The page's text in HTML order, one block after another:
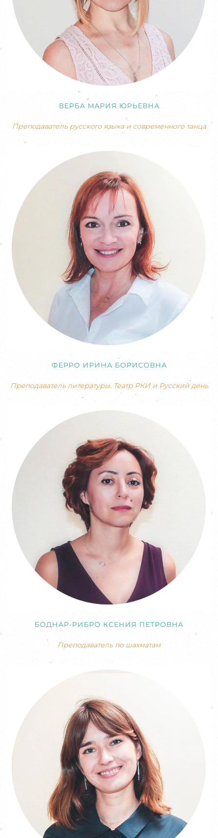
ВЕРБА МАРИЯ ЮРЬЕВНА
Преподаватель русского языка и современного танца
ФЕРРО ИРИНА БОРИСОВНА
Преподаватель литературы. Театр РКИ и Русский день
БОДНАР-РИБРО КСЕНИЯ ПЕТРОВНА
Преподаватель по шахматам